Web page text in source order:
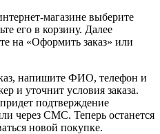
магазине выберите
его в корзину. Далее
на «Оформить заказ» или
напишите ФИО, телефон и
и уточнит условия заказа.
подтверждение
через СМС. Теперь останется
новой покупке.